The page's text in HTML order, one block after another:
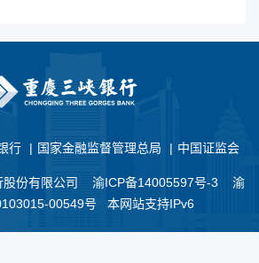
行 | 国家金融监督管理总局 | 中国证监会
股份有限公司 渝ICP备14005597号-3 渝
00549号 本网站支持IPv6